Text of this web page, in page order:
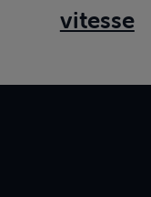
vitesse